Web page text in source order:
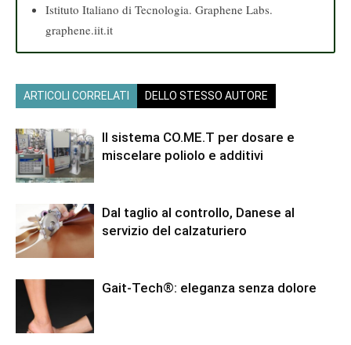
Istituto Italiano di Tecnologia. Graphene Labs.
graphene.iit.it
ARTICOLI CORRELATI DELLO STESSO AUTORE
Il sistema CO.ME.T per dosare e
miscelare poliolo e additivi
Dal taglio al controllo, Danese al
servizio del calzaturiero
Gait-Tech®: eleganza senza dolore